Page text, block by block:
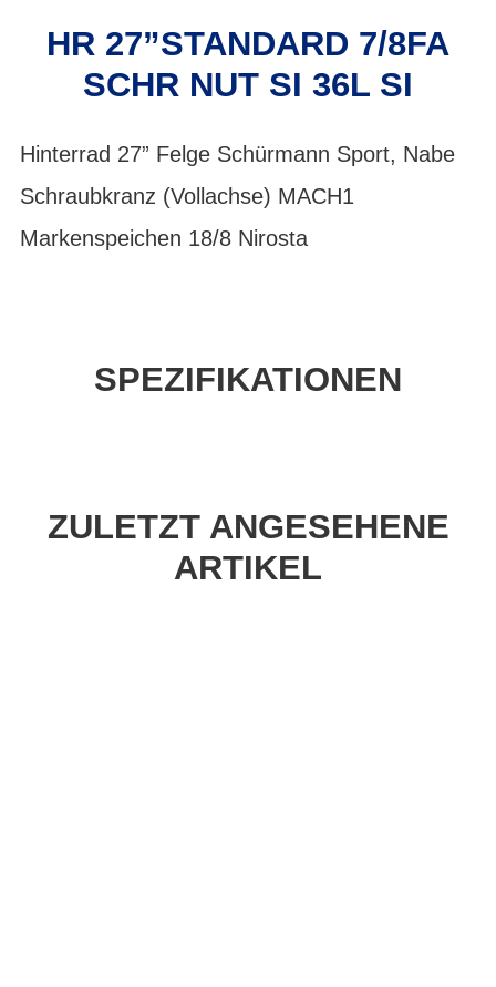
HR 27”STANDARD 7/8FA
SCHR NUT SI 36L SI
Hinterrad 27” Felge Schürmann Sport, Nabe
Schraubkranz (Vollachse) MACH1
Markenspeichen 18/8 Nirosta
SPEZIFIKATIONEN
ZULETZT ANGESEHENE
ARTIKEL